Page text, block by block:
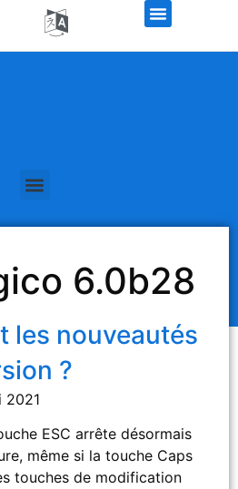
6.0b28
les nouveautés
?
2021
ESC arrête désormais
même si la touche Caps
touches de modification